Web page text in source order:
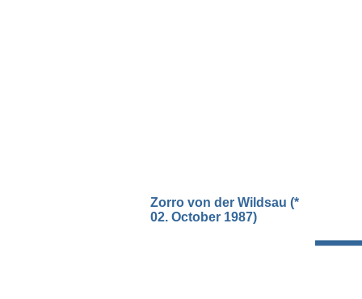
Zorro von der Wildsau (*
02. October 1987)